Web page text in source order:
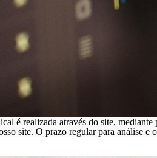
é realizada através do site,
site. O prazo regular para análise